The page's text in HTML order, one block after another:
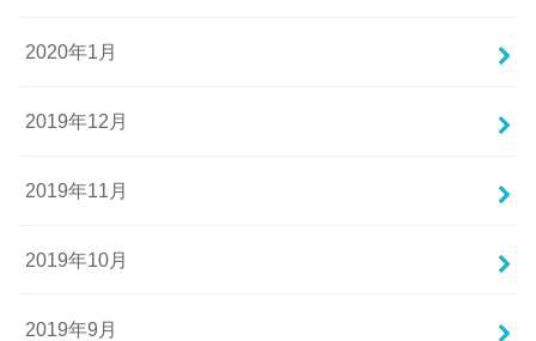
2020年1月
2019年12月
2019年11月
2019年10月
2019年9月